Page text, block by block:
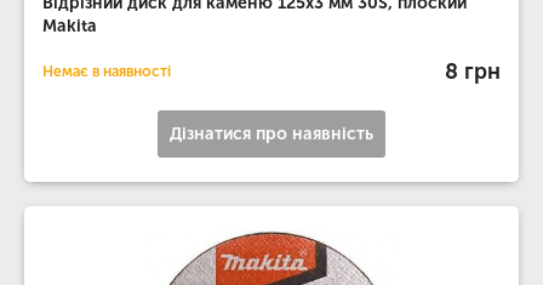
Makita
Немає в наявності 8 грн
Дізнатися про наявність